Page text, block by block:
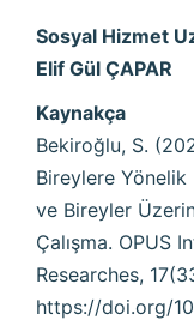
Sosyal Hizmet
Elif Gül ÇAPAR
Kaynakça
Bekiroğlu, S.
Bireylere
ve Bireyler
Çalışma. OPUS
Researches,
https://doi.org/